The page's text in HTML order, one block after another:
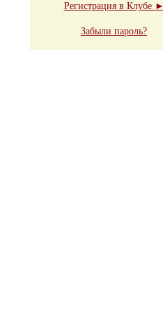
Регистрация в Клубе ►
Забыли пароль?